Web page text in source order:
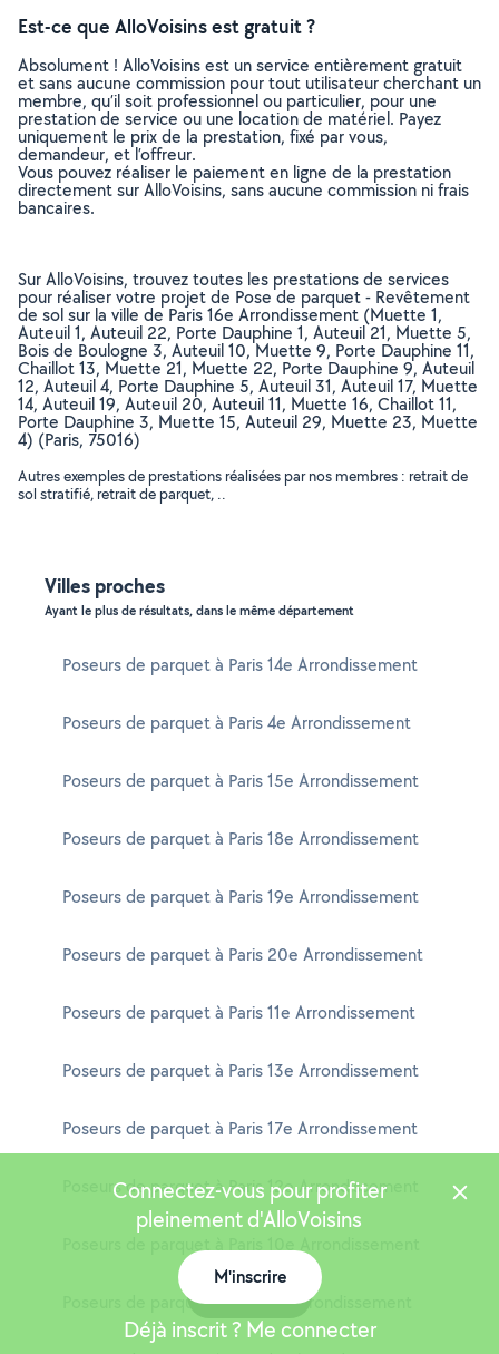
Est-ce que AlloVoisins est gratuit ?
Absolument ! AlloVoisins est un service entièrement gratuit
et sans aucune commission pour tout utilisateur cherchant un
membre, qu’il soit professionnel ou particulier, pour une
prestation de service ou une location de matériel. Payez
uniquement le prix de la prestation, fixé par vous,
demandeur, et l’offreur.
Vous pouvez réaliser le paiement en ligne de la prestation
directement sur AlloVoisins, sans aucune commission ni frais
bancaires.
Sur AlloVoisins, trouvez toutes les prestations de services
pour réaliser votre projet de Pose de parquet - Revêtement
de sol sur la ville de Paris 16e Arrondissement (Muette 1,
Auteuil 1, Auteuil 22, Porte Dauphine 1, Auteuil 21, Muette 5,
Bois de Boulogne 3, Auteuil 10, Muette 9, Porte Dauphine 11,
Chaillot 13, Muette 21, Muette 22, Porte Dauphine 9, Auteuil
12, Auteuil 4, Porte Dauphine 5, Auteuil 31, Auteuil 17, Muette
14, Auteuil 19, Auteuil 20, Auteuil 11, Muette 16, Chaillot 11,
Porte Dauphine 3, Muette 15, Auteuil 29, Muette 23, Muette
4) (Paris, 75016)
Autres exemples de prestations réalisées par nos membres : retrait de
sol stratifié, retrait de parquet, ..
Villes proches
Ayant le plus de résultats, dans le même département
Poseurs de parquet à Paris 14e Arrondissement
Poseurs de parquet à Paris 4e Arrondissement
Poseurs de parquet à Paris 15e Arrondissement
Poseurs de parquet à Paris 18e Arrondissement
Poseurs de parquet à Paris 19e Arrondissement
Poseurs de parquet à Paris 20e Arrondissement
Poseurs de parquet à Paris 11e Arrondissement
Poseurs de parquet à Paris 13e Arrondissement
Poseurs de parquet à Paris 17e Arrondissement
Poseurs de parquet à Paris 12e Arrondissement
Poseurs de parquet à Paris 3e Arrondissement
Connectez-vous pour profiter
pleinement d'AlloVoisins
M'inscrire
Déjà inscrit ? Me connecter